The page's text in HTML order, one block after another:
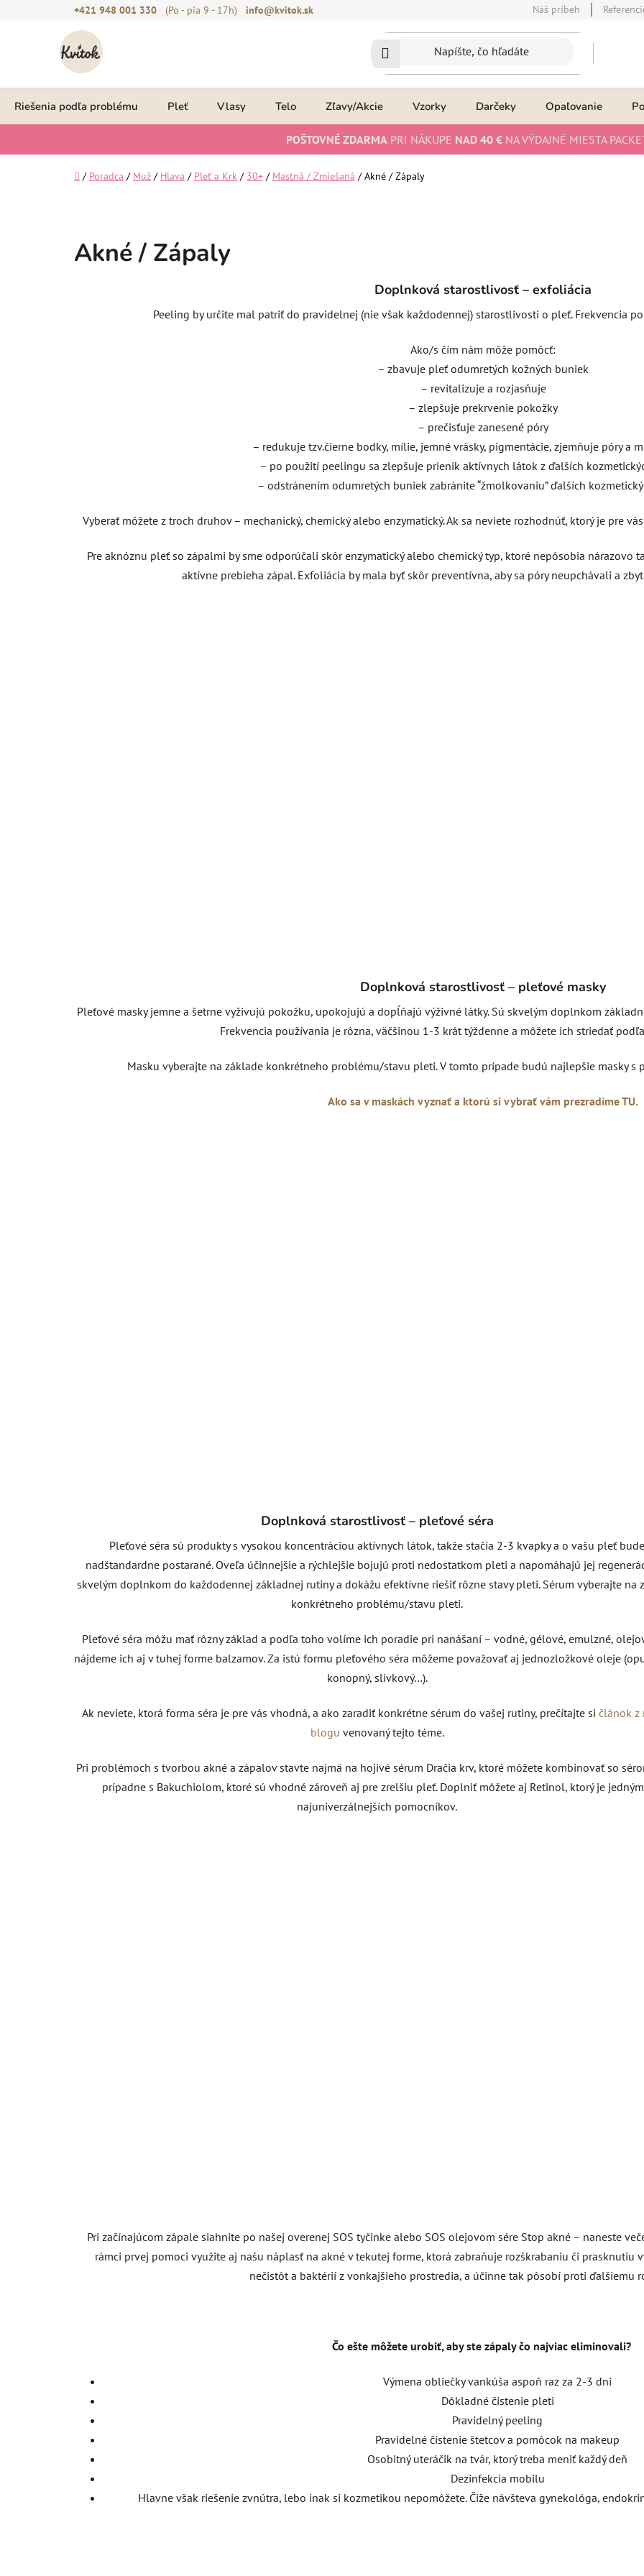
+421 948 001 330 (Po - pia 9 - 17h) info@kvitok.sk Náš príbeh
Riešenia podľa problému Pleť Vlasy Telo Zľavy/Akcie Vzorky Darčeky Opaľovanie
POŠTOVNÉ ZDARMA PRI NÁKUPE NAD 40 € NA VÝDAJNÉ MIESTA
Domov
/ Poradca / Muž / Hlava / Pleť a Krk / 30+ / Mastná / Zmiešaná / Akné / Zápaly
Akné / Zápaly
Doplnková starostlivosť – exfoliácia
Peeling by určite mal patriť do pravidelnej (nie však každodennej) starostlivosti o pleť. Frekvencia
Ako/s čím nám môže pomôcť:
– zbavuje pleť odumretých kožných buniek
– revitalizuje a rozjasňuje
– zlepšuje prekrvenie pokožky
– prečisťuje zanesené póry
– redukuje tzv.čierne bodky, mílie, jemné vrásky, pigmentácie, zjemňuje póry a
– po použití peelingu sa zlepšuje prienik aktívnych látok z ďalších
– odstránením odumretých buniek zabránite “žmolkovaniu” ďalších
Vyberať môžete z troch druhov – mechanický, chemický alebo enzymatický. Ak sa neviete rozhodnúť, ktorý je pre
Pre aknóznu pleť so zápalmi by sme odporúčali skôr enzymatický alebo chemický typ, ktoré nepôsobia nárazovo
aktívne prebieha zápal. Exfoliácia by mala byť skôr preventívna, aby sa póry neupchávali a
Doplnková starostlivosť – pleťové masky
Pleťové masky jemne a šetrne vyživujú pokožku, upokojujú a dopĺňajú výživné látky. Sú skvelým doplnkom
Frekvencia používania je rôzna, väčšinou 1-3 krát týždenne a môžete ich striedať
Masku vyberajte na základe konkrétneho problému/stavu pleti. V tomto prípade budú najlepšie masky s
Ako sa v maskách vyznať a ktorú si vybrať vám prezradíme TU.
Doplnková starostlivosť – pleťové séra
Pleťové séra sú produkty s vysokou koncentráciou aktívnych látok, takže stačia 2-3 kvapky a o vašu pleť bude
nadštandardne postarané. Oveľa účinnejšie a rýchlejšie bojujú proti nedostatkom pleti a napomáhajú jej
skvelým doplnkom do každodennej základnej rutiny a dokážu efektívne riešiť rôzne stavy pleti. Sérum vyberajte na
konkrétneho problému/stavu pleti.
Pleťové séra môžu mať rôzny základ a podľa toho volíme ich poradie pri nanášaní – vodné, gélové, emulzné,
nájdeme ich aj v tuhej forme balzamov. Za istú formu pleťového séra môžeme považovať aj jednozložkové oleje
konopný, slivkový…).
Ak neviete, ktorá forma séra je pre vás vhodná, a ako zaradiť konkrétne sérum do vašej rutiny, prečítajte si článok z
blogu venovaný tejto téme.
Pri problémoch s tvorbou akné a zápalov stavte najmä na hojivé sérum Dračia krv, ktoré môžete kombinovať so
prípadne s Bakuchiolom, ktoré sú vhodné zároveň aj pre zrelšiu pleť. Doplniť môžete aj Retinol, ktorý je
najuniverzálnejších pomocníkov.
Pri začínajúcom zápale siahnite po našej overenej SOS tyčinke alebo SOS olejovom sére Stop akné – naneste
rámci prvej pomoci využite aj našu náplasť na akné v tekutej forme, ktorá zabraňuje rozškrabaniu či prasknutiu
nečistôt a baktérií z vonkajšieho prostredia, a účinne tak pôsobí proti ďalšiemu
Čo ešte môžete urobiť, aby ste zápaly čo najviac eliminovali?
Výmena obliečky vankúša aspoň raz za 2-3 dni
Dôkladné čistenie pleti
Pravidelný peeling
Pravidelné čistenie štetcov a pomôcok na makeup
Osobitný uteráčik na tvár, ktorý treba meniť každý deň
Dezinfekcia mobilu
Hlavne však riešenie zvnútra, lebo inak si kozmetikou nepomôžete. Čiže návšteva gynekológa,